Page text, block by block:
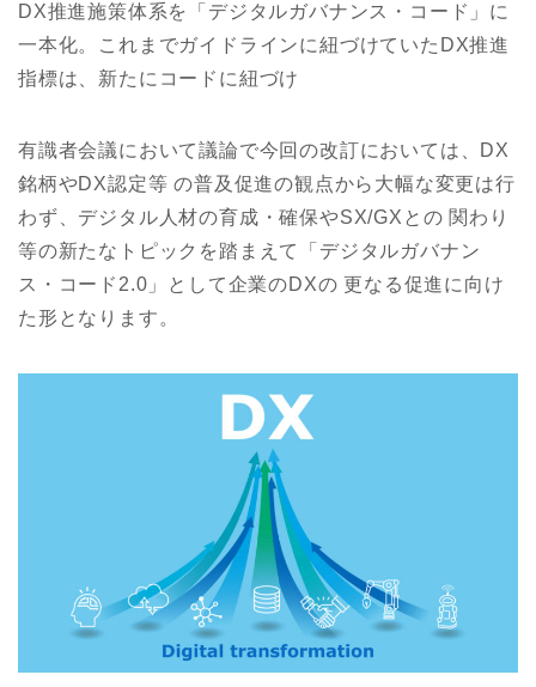
DX推進施策体系を「デジタルガバナンス・コード」に
一本化。これまでガイドラインに紐づけていたDX推進
指標は、新たにコードに紐づけ
有識者会議において議論で今回の改訂においては、DX
銘柄やDX認定等 の普及促進の観点から⼤幅な変更は⾏
わず、デジタル⼈材の育成・確保やSX/GXとの 関わり
等の新たなトピックを踏まえて「デジタルガバナン
ス・コード2.0」として企業のDXの 更なる促進に向け
た形となります。